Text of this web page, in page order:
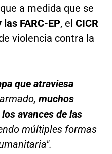
a medida que se
FARC-EP, el CICR
violencia contra la
que atraviesa
muchos
avances de las
múltiples formas